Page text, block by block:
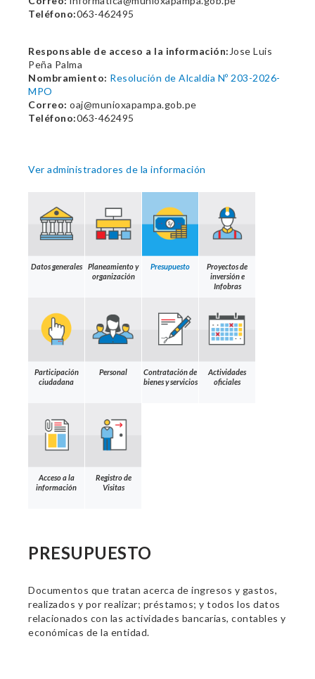
Teléfono:063-462495
Responsable de acceso a la información: Jose Luis
Peña Palma
Nombramiento: Resolución de Alcaldia Nº 203-2026-
MPO
Correo: oaj@munioxapampa.gob.pe
Teléfono:063-462495
Ver administradores de la información
Datos generales
Planeamiento y
organización
Presupuesto
Proyectos de
inversión e
Infobras
Participación
ciudadana
Personal
Contratación de
bienes y servicios
Actividades
oficiales
Acceso a la
información
Registro de
Visitas
PRESUPUESTO
Documentos que tratan acerca de ingresos y gastos,
realizados y por realizar; préstamos; y todos los datos
relacionados con las actividades bancarias, contables y
económicas de la entidad.